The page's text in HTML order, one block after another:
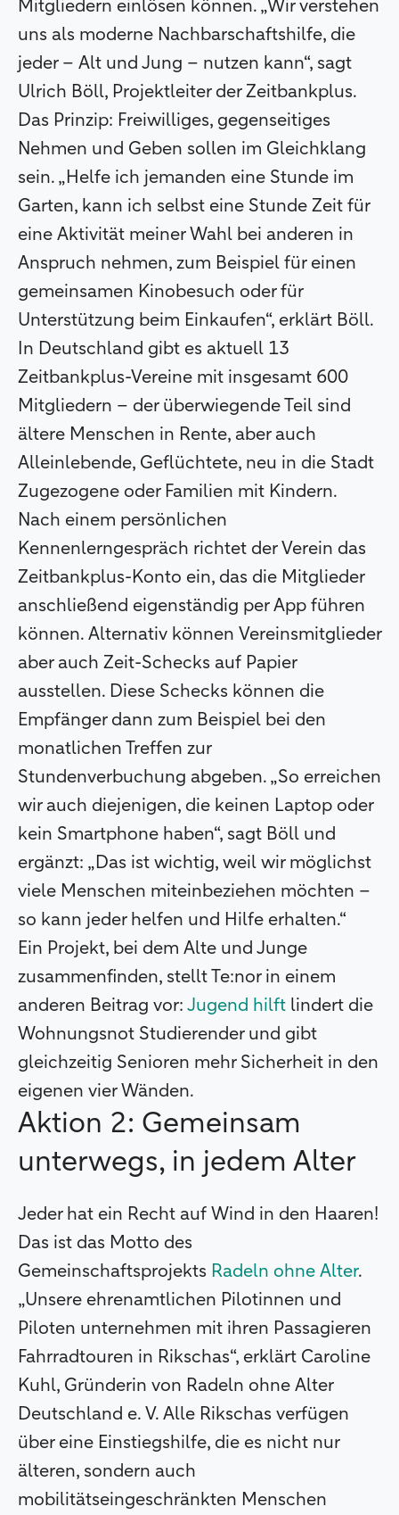
Mitgliedern einlösen können. „Wir verstehen
uns als moderne Nachbarschaftshilfe, die
jeder – Alt und Jung – nutzen kann“, sagt
Ulrich Böll, Projektleiter der Zeitbankplus.
Das Prinzip: Freiwilliges, gegenseitiges
Nehmen und Geben sollen im Gleichklang
sein. „Helfe ich jemanden eine Stunde im
Garten, kann ich selbst eine Stunde Zeit für
eine Aktivität meiner Wahl bei anderen in
Anspruch nehmen, zum Beispiel für einen
gemeinsamen Kinobesuch oder für
Unterstützung beim Einkaufen“, erklärt Böll.
In Deutschland gibt es aktuell 13
Zeitbankplus-Vereine mit insgesamt 600
Mitgliedern – der überwiegende Teil sind
ältere Menschen in Rente, aber auch
Alleinlebende, Geflüchtete, neu in die Stadt
Zugezogene oder Familien mit Kindern.
Nach einem persönlichen
Kennenlerngespräch richtet der Verein das
Zeitbankplus-Konto ein, das die Mitglieder
anschließend eigenständig per App führen
können. Alternativ können Vereinsmitglieder
aber auch Zeit-Schecks auf Papier
ausstellen. Diese Schecks können die
Empfänger dann zum Beispiel bei den
monatlichen Treffen zur
Stundenverbuchung abgeben. „So erreichen
wir auch diejenigen, die keinen Laptop oder
kein Smartphone haben“, sagt Böll und
ergänzt: „Das ist wichtig, weil wir möglichst
viele Menschen miteinbeziehen möchten –
so kann jeder helfen und Hilfe erhalten.“
Ein Projekt, bei dem Alte und Junge
zusammenfinden, stellt Te:nor in einem
anderen Beitrag vor: Jugend hilft lindert die
Wohnungsnot Studierender und gibt
gleichzeitig Senioren mehr Sicherheit in den
eigenen vier Wänden.
Aktion 2: Gemeinsam
unterwegs, in jedem Alter
Jeder hat ein Recht auf Wind in den Haaren!
Das ist das Motto des
Gemeinschaftsprojekts Radeln ohne Alter.
„Unsere ehrenamtlichen Pilotinnen und
Piloten unternehmen mit ihren Passagieren
Fahrradtouren in Rikschas“, erklärt Caroline
Kuhl, Gründerin von Radeln ohne Alter
Deutschland e. V. Alle Rikschas verfügen
über eine Einstiegshilfe, die es nicht nur
älteren, sondern auch
mobilitätseingeschränkten Menschen